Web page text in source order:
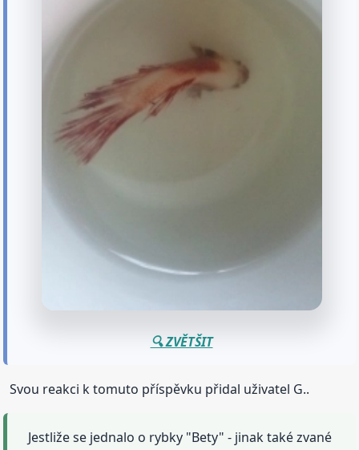
🔍 ZVĚTŠIT
Svou reakci k tomuto příspěvku přidal uživatel G..
Jestliže se jednalo o rybky "Bety" - jinak také zvané